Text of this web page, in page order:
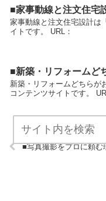
■家事動線と注文住宅
家事動線と注文住宅設計は
イトです。 URL：
■新築・リフォームど
新築・リフォームどちらが
コンテンツサイトです。
■写真撮影をプロに頼む